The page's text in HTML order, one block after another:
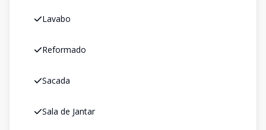
Lavabo
Reformado
Sacada
Sala de Jantar